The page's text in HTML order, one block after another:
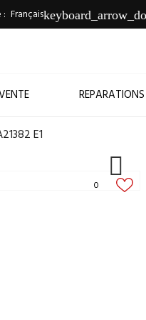
: Français
REPARATIONS
E1

0